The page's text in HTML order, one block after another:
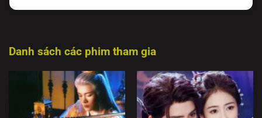
Danh sách các phim tham gia